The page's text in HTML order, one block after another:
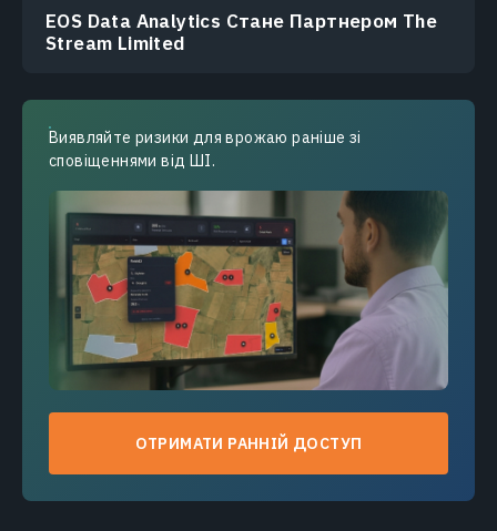
EOS Data Analytics Стане Партнером The
Stream Limited
Виявляйте ризики для врожаю раніше зі
сповіщеннями від ШІ.
ОТРИМАТИ РАННІЙ ДОСТУП